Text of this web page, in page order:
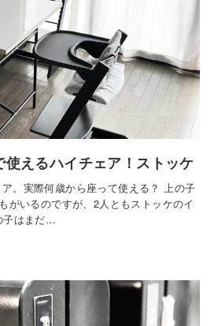
えるハイチェア！ストッケ
。実際何歳から座って使える？ 上の子
がいるのですが、2人ともストッケのイ
子はまだ…